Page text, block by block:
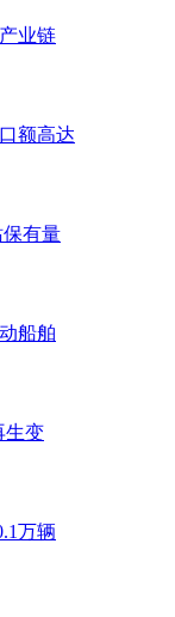
业链
额高达
保有量
船舶
生变
万辆